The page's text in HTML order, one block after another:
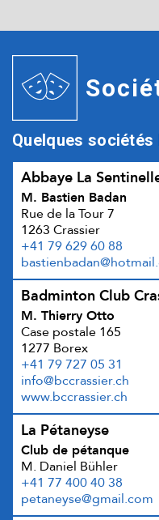
Quelques
Abbaye La
M. Bastien Badan
Rue de la Tour 7
1263 Crassier
+41 79 629 60 88
Badminton Club
M. Thierry Otto
Case postale 165
1277 Borex
+41 79 727 05 31
info@bccrassier.ch
www.bccrassier.ch
La Pétaneyse
Club de pétanque
M. Daniel Bühler
+41 77 400 40 38
petaneyse@gmail.com